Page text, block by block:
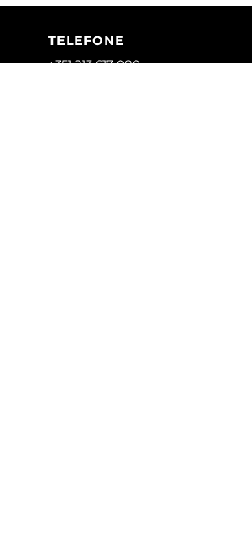
TELEFONE
+351 213 617 080